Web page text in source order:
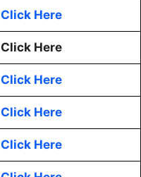
Click Here
Click Here
Click Here
Click Here
Click Here